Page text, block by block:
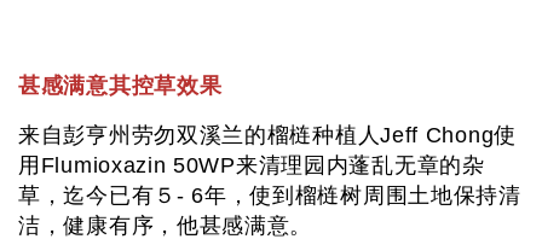
甚感满意其控草效果
来自彭亨州劳勿双溪兰的榴梿种植人Jeff Chong使
用Flumioxazin 50WP来清理园内蓬乱无章的杂
草，迄今已有５- 6年，使到榴梿树周围土地保持清
洁，健康有序，他甚感满意。